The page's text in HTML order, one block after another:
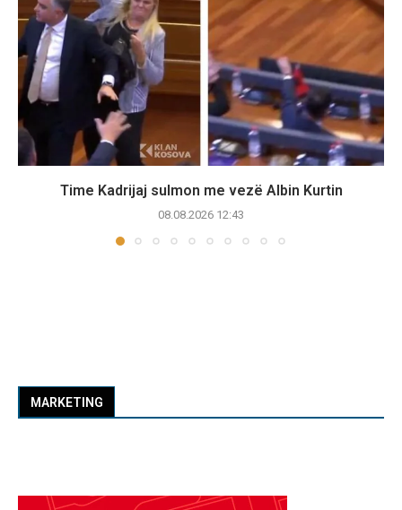
Time Kadrijaj sulmon me vezë Albin Kurtin
08.08.2026 12:43
MARKETING